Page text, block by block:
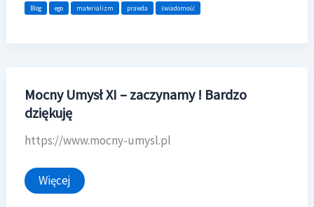
obronny
Blog ego materializm prawda świadomość
Mocny Umysł XI – zaczynamy ! Bardzo
dziękuję
https://www.mocny-umysl.pl
Mocny
Umysł
Więcej